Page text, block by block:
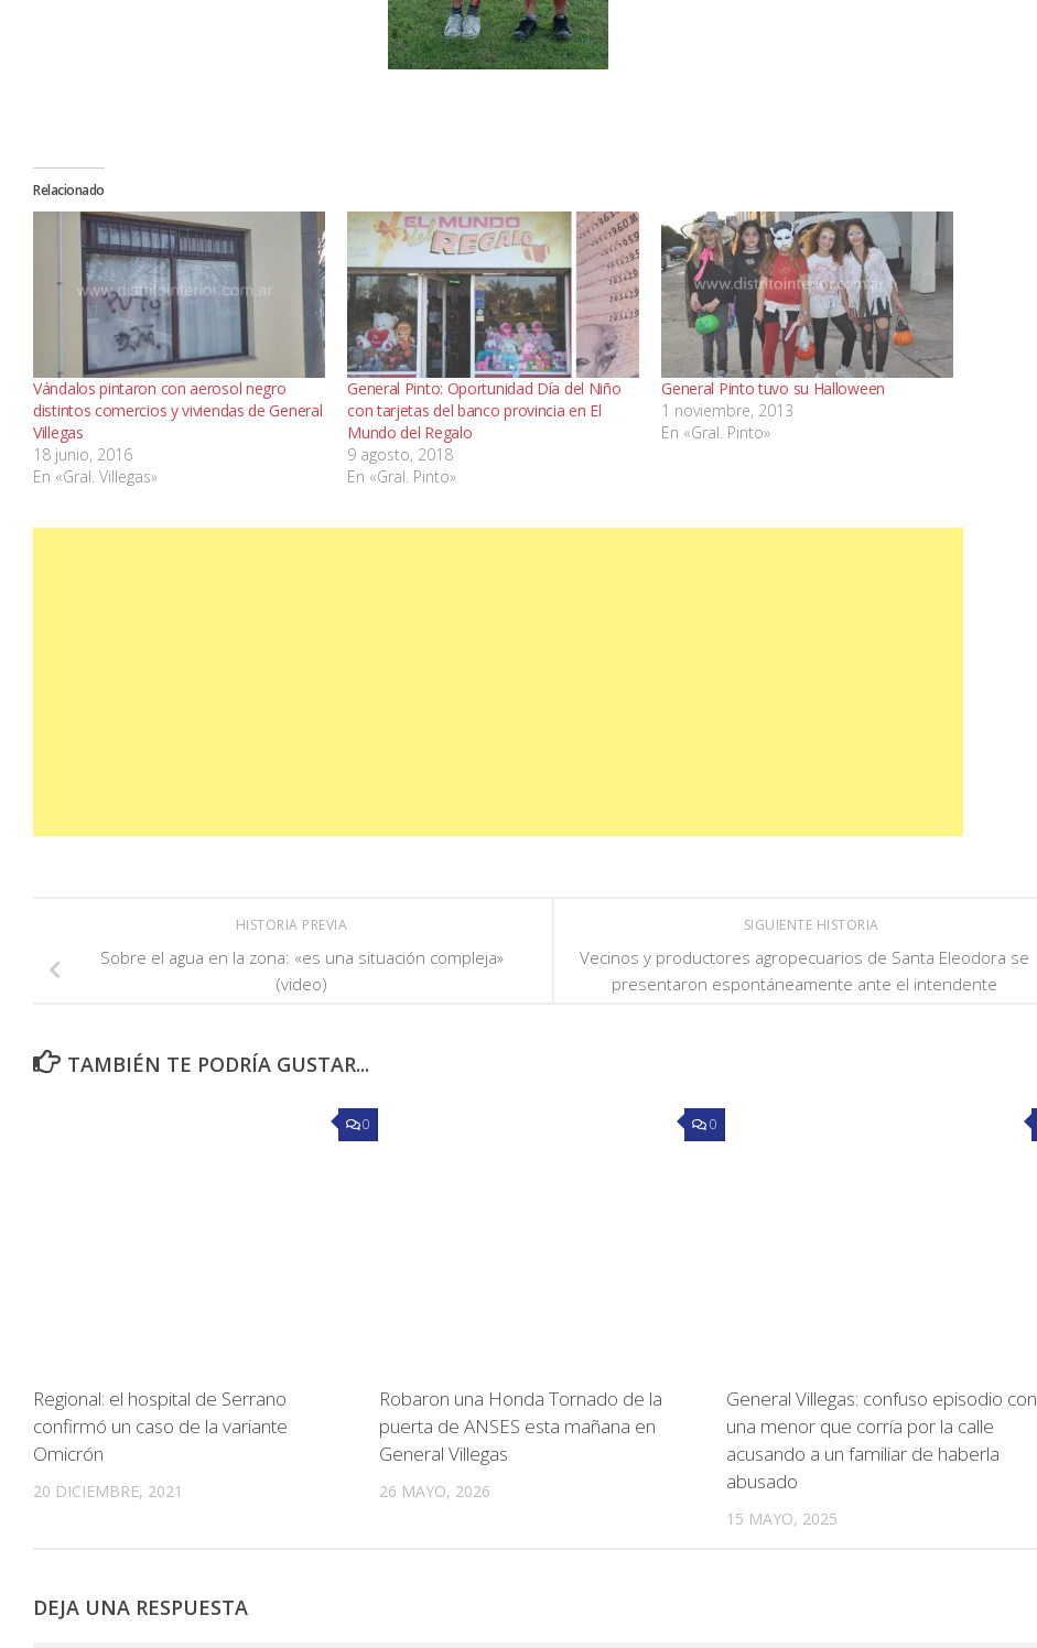
Relacionado
Vándalos pintaron con aerosol negro
distintos comercios y viviendas de General
Villegas
18 junio, 2016
En «Gral. Villegas»
General Pinto: Oportunidad Día del Niño
con tarjetas del banco provincia en El
Mundo del Regalo
9 agosto, 2018
En «Gral. Pinto»
General Pinto tuvo su Halloween
1 noviembre, 2013
En «Gral. Pinto»
SIGUIENTE HISTORIA
Vecinos y productores agropecuarios de Santa Eleodora se
presentaron espontáneamente ante el intendente
HISTORIA PREVIA
Sobre el agua en la zona: «es una situación compleja»
(video)
TAMBIÉN TE PODRÍA GUSTAR...
0
Regional: el hospital de Serrano
confirmó un caso de la variante
Omicrón
20 DICIEMBRE, 2021
0
Robaron una Honda Tornado de la
puerta de ANSES esta mañana en
General Villegas
26 MAYO, 2026
General Villegas: confuso episodio con
una menor que corría por la calle
acusando a un familiar de haberla
abusado
15 MAYO, 2025
DEJA UNA RESPUESTA